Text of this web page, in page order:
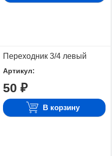
Переходник 3/4 левый
Артикул:
50 ₽
В корзину